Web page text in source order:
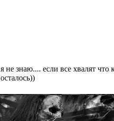
я не знаю.... если все хвалят
осталось))